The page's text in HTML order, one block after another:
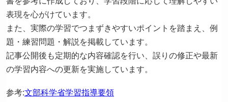
表現を心がけています。
また、実際の学習でつまずきやすいポイントを踏まえ、例
題・練習問題・解説を掲載しています。
記事公開後も定期的な内容確認を行い、誤りの修正や最新
の学習内容への更新を実施しています。
参考:文部科学省学習指導要領